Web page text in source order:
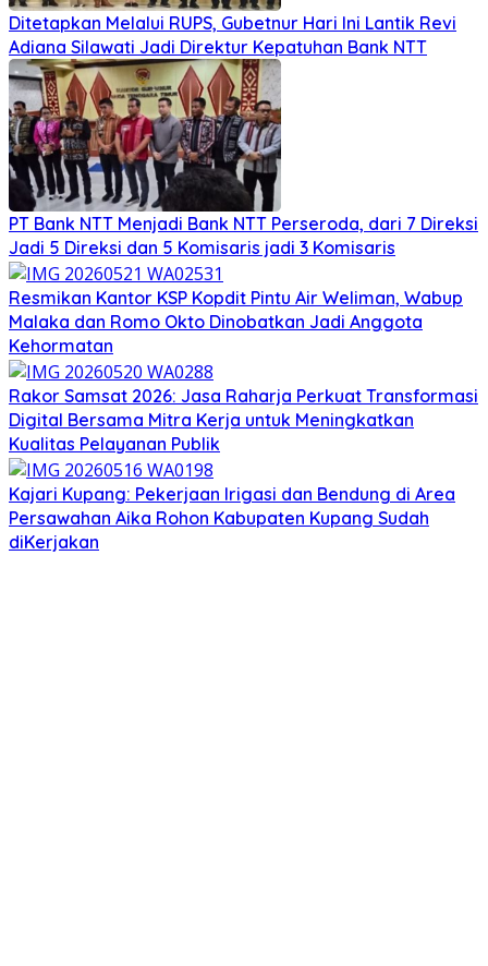
Ditetapkan Melalui RUPS, Gubetnur Hari Ini Lantik Revi
Adiana Silawati Jadi Direktur Kepatuhan Bank NTT
PT Bank NTT Menjadi Bank NTT Perseroda, dari 7 Direksi
Jadi 5 Direksi dan 5 Komisaris jadi 3 Komisaris
Resmikan Kantor KSP Kopdit Pintu Air Weliman, Wabup
Malaka dan Romo Okto Dinobatkan Jadi Anggota
Kehormatan
Rakor Samsat 2026: Jasa Raharja Perkuat Transformasi
Digital Bersama Mitra Kerja untuk Meningkatkan
Kualitas Pelayanan Publik
Kajari Kupang: Pekerjaan Irigasi dan Bendung di Area
Persawahan Aika Rohon Kabupaten Kupang Sudah
diKerjakan